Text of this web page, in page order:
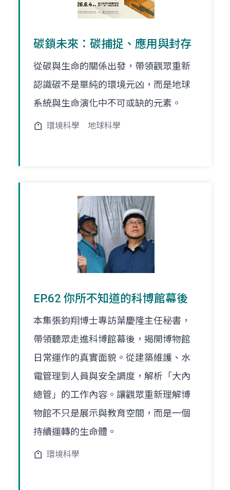
碳鎖未來：碳捕捉、應用與封存
從碳與生命的關係出發，帶領觀眾重新
認識碳不是單純的環境元凶，而是地球
系統與生命演化中不可或缺的元素。
環境科學 地球科學
EP.62 你所不知道的科博館幕後
本集張鈞翔博士專訪葉慶隆主任秘書，
帶領聽眾走進科博館幕後，揭開博物館
日常運作的真實面貌。從建築維護、水
電管理到人員與安全調度，解析「大內
總管」的工作內容。讓觀眾重新理解博
物館不只是展示與教育空間，而是一個
持續運轉的生命體。
環境科學